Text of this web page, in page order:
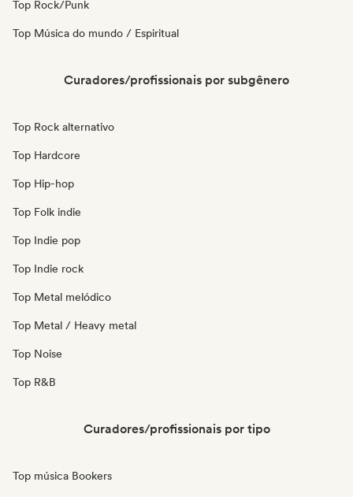
Top Rock/Punk
Top Música do mundo / Espiritual
Curadores/profissionais por subgênero
Top Rock alternativo
Top Hardcore
Top Hip-hop
Top Folk indie
Top Indie pop
Top Indie rock
Top Metal melódico
Top Metal / Heavy metal
Top Noise
Top R&B
Curadores/profissionais por tipo
Top música Bookers